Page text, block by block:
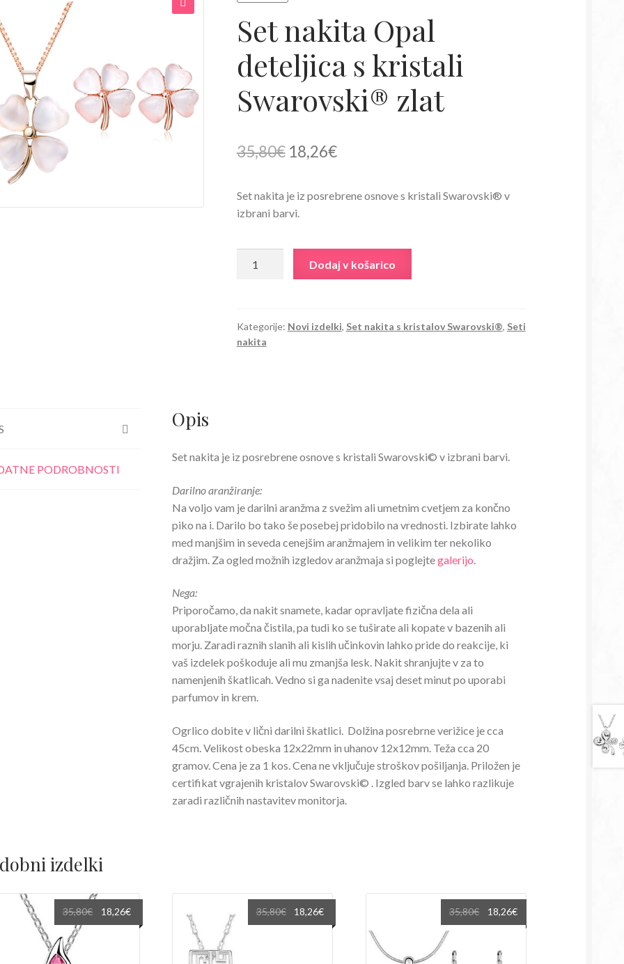
Set nakita Opal
deteljica s kristali
Swarovski® zlat
35,80€ Izvirna
je
35,80€.
18,26€Trenutna
je:
Set nakita je iz posrebrene osnove s kristali Swarovski® v
izbrani barvi.
s
kristali
Dodaj v košarico
Kategorije: Novi izdelki, Set nakita s kristalov Swarovski®, Seti
nakita
PODROBNOSTI
Opis
Set nakita je iz posrebrene osnove s kristali Swarovski© v izbrani barvi.
Darilno aranžiranje:
Na voljo vam je darilni aranžma z svežim ali umetnim cvetjem za končno
piko na i. Darilo bo tako še posebej pridobilo na vrednosti. Izbirate lahko
med manjšim in seveda cenejšim aranžmajem in velikim ter nekoliko
dražjim. Za ogled možnih izgledov aranžmaja si poglejtegalerijo
Nega:
Priporočamo, da nakit snamete, kadar opravljate fizična dela ali
uporabljate močna čistila, pa tudi ko se tuširate ali kopate v bazenih ali
morju. Zaradi raznih slanih ali kislih učinkovin lahko pride do reakcije, ki
vaš izdelek poškoduje ali mu zmanjša lesk. Nakit shranjujte v za to
namenjenih škatlicah. Vedno si ga nadenite vsaj deset minut po uporabi
parfumov in krem.
Ogrlico dobite v lični darilni škatlici. Dolžina posrebrne verižice je cca
45cm. Velikost obeska 12x22mm in uhanov 12x12mm. Teža cca 20
gramov. Cena je za 1 kos. Cena ne vključuje stroškov pošiljanja. Priložen je
certifikat vgrajenih kristalov Swarovski© . Izgled barv se lahko razlikuje
zaradi različnih nastavitev monitorja.
izdelki
35,80€
Izvirna
cena
18,26€Trenutna
cena
35,80€
Izvirna
cena
18,26€Trenutna
cena
35,80€
Izvirna
cena
bila:
18,26€Trenutna
cena